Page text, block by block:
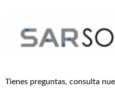
Tienes preguntas, consulta